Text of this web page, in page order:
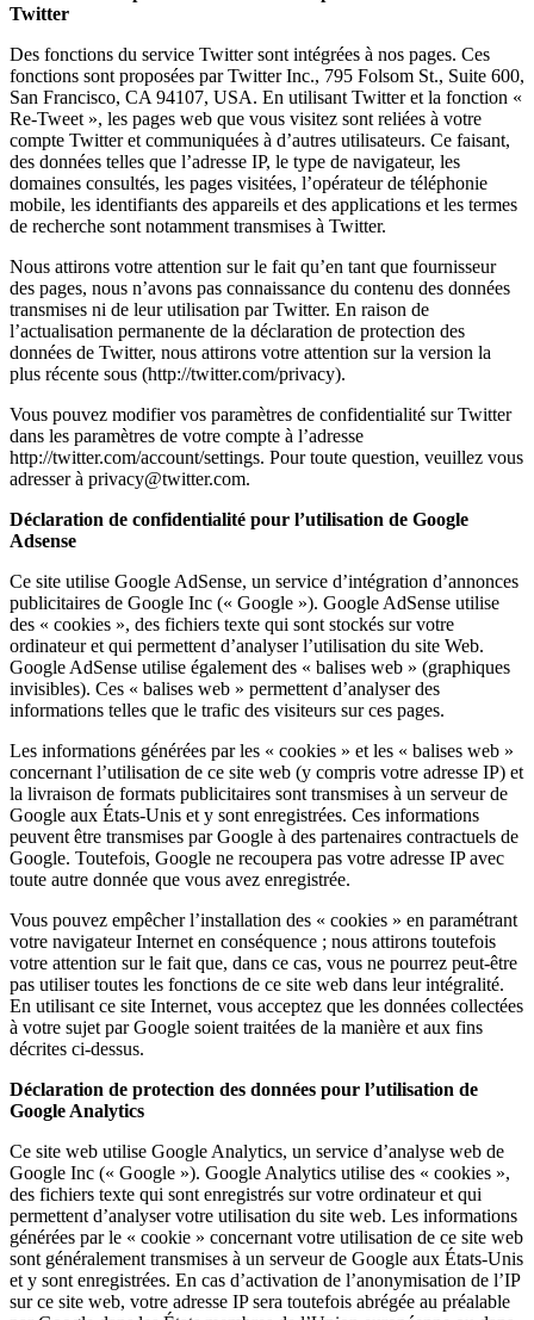
Twitter
Des fonctions du service Twitter sont intégrées à nos pages. Ces
fonctions sont proposées par Twitter Inc., 795 Folsom St., Suite 600,
San Francisco, CA 94107, USA. En utilisant Twitter et la fonction «
Re-Tweet », les pages web que vous visitez sont reliées à votre
compte Twitter et communiquées à d’autres utilisateurs. Ce faisant,
des données telles que l’adresse IP, le type de navigateur, les
domaines consultés, les pages visitées, l’opérateur de téléphonie
mobile, les identifiants des appareils et des applications et les termes
de recherche sont notamment transmises à Twitter.
Nous attirons votre attention sur le fait qu’en tant que fournisseur
des pages, nous n’avons pas connaissance du contenu des données
transmises ni de leur utilisation par Twitter. En raison de
l’actualisation permanente de la déclaration de protection des
données de Twitter, nous attirons votre attention sur la version la
plus récente sous (http://twitter.com/privacy).
Vous pouvez modifier vos paramètres de confidentialité sur Twitter
dans les paramètres de votre compte à l’adresse
http://twitter.com/account/settings. Pour toute question, veuillez vous
adresser à privacy@twitter.com.
Déclaration de confidentialité pour l’utilisation de Google
Adsense
Ce site utilise Google AdSense, un service d’intégration d’annonces
publicitaires de Google Inc (« Google »). Google AdSense utilise
des « cookies », des fichiers texte qui sont stockés sur votre
ordinateur et qui permettent d’analyser l’utilisation du site Web.
Google AdSense utilise également des « balises web » (graphiques
invisibles). Ces « balises web » permettent d’analyser des
informations telles que le trafic des visiteurs sur ces pages.
Les informations générées par les « cookies » et les « balises web »
concernant l’utilisation de ce site web (y compris votre adresse IP) et
la livraison de formats publicitaires sont transmises à un serveur de
Google aux États-Unis et y sont enregistrées. Ces informations
peuvent être transmises par Google à des partenaires contractuels de
Google. Toutefois, Google ne recoupera pas votre adresse IP avec
toute autre donnée que vous avez enregistrée.
Vous pouvez empêcher l’installation des « cookies » en paramétrant
votre navigateur Internet en conséquence ; nous attirons toutefois
votre attention sur le fait que, dans ce cas, vous ne pourrez peut-être
pas utiliser toutes les fonctions de ce site web dans leur intégralité.
En utilisant ce site Internet, vous acceptez que les données collectées
à votre sujet par Google soient traitées de la manière et aux fins
décrites ci-dessus.
Déclaration de protection des données pour l’utilisation de
Google Analytics
Ce site web utilise Google Analytics, un service d’analyse web de
Google Inc (« Google »). Google Analytics utilise des « cookies »,
des fichiers texte qui sont enregistrés sur votre ordinateur et qui
permettent d’analyser votre utilisation du site web. Les informations
générées par le « cookie » concernant votre utilisation de ce site web
sont généralement transmises à un serveur de Google aux États-Unis
et y sont enregistrées. En cas d’activation de l’anonymisation de l’IP
sur ce site web, votre adresse IP sera toutefois abrégée au préalable